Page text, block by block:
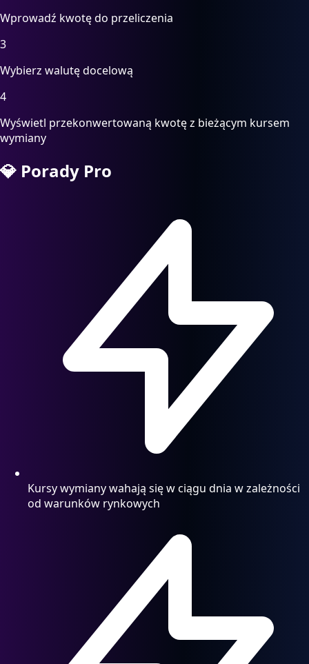
Wprowadź kwotę do przeliczenia
3
Wybierz walutę docelową
4
Wyświetl przekonwertowaną kwotę z bieżącym kursem
wymiany
💎 Porady Pro
Kursy wymiany wahają się w ciągu dnia w zależności
od warunków rynkowych